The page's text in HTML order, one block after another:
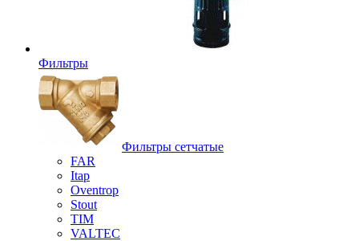
Фильтры
Фильтры сетчатые
FAR
Itap
Oventrop
Stout
TIM
VALTEC